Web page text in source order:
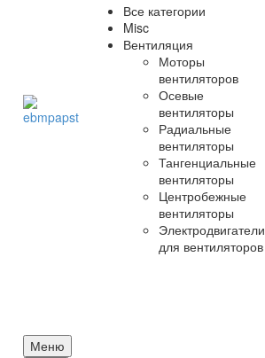
Все категории
Misc
Вентиляция
Моторы
вентиляторов
Осевые
вентиляторы
Радиальные
вентиляторы
Тангенциальные
вентиляторы
Центробежные
вентиляторы
Электродвигатели
для вентиляторов
Меню